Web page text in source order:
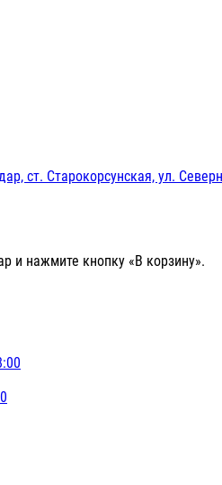
ст. Старокорсунская, ул.
и нажмите кнопку «В корзину».